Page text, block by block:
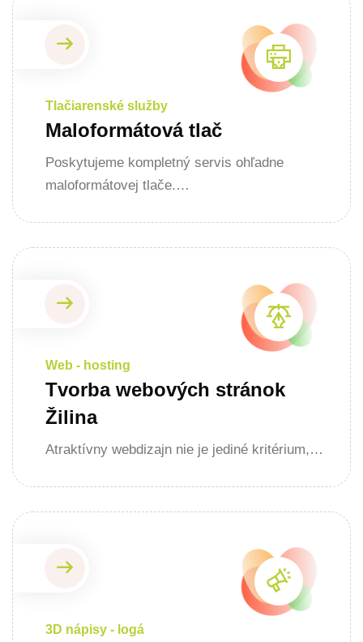
Tlačiarenské služby
Maloformátová tlač
Poskytujeme kompletný servis ohľadne
maloformátovej tlače.…
Web - hosting
Tvorba webových stránok
Žilina
Atraktívny webdizajn nie je jediné kritérium,…
3D nápisy - logá